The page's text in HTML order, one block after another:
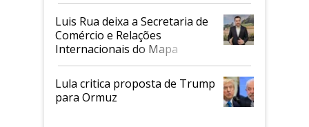
Luis Rua deixa a Secretaria de
Comércio e Relações
Internacionais do Mapa
Lula critica proposta de Trump
para Ormuz